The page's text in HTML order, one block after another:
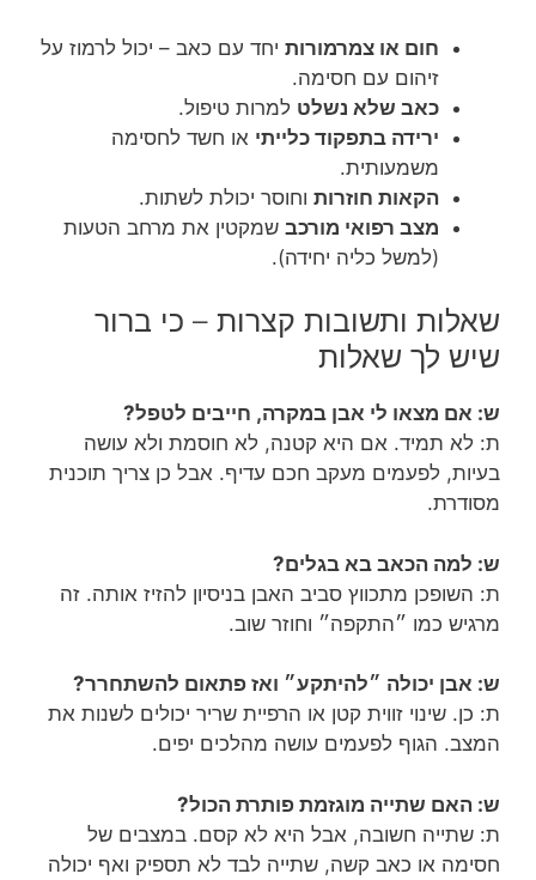
חום או צמרמורות יחד עם כאב – יכול לרמוז על
זיהום עם חסימה.
כאב שלא נשלט למרות טיפול.
ירידה בתפקוד כלייתי או חשד לחסימה
משמעותית.
הקאות חוזרות וחוסר יכולת לשתות.
מצב רפואי מורכב שמקטין את מרחב הטעות
(למשל כליה יחידה).
שאלות ותשובות קצרות – כי ברור
שיש לך שאלות
ש: אם מצאו לי אבן במקרה, חייבים לטפל?
ת: לא תמיד. אם היא קטנה, לא חוסמת ולא עושה
בעיות, לפעמים מעקב חכם עדיף. אבל כן צריך תוכנית
מסודרת.
ש: למה הכאב בא בגלים?
ת: השופכן מתכווץ סביב האבן בניסיון להזיז אותה. זה
מרגיש כמו ״התקפה״ וחוזר שוב.
ש: אבן יכולה ״להיתקע״ ואז פתאום להשתחרר?
ת: כן. שינוי זווית קטן או הרפיית שריר יכולים לשנות את
המצב. הגוף לפעמים עושה מהלכים יפים.
ש: האם שתייה מוגזמת פותרת הכול?
ת: שתייה חשובה, אבל היא לא קסם. במצבים של
חסימה או כאב קשה, שתייה לבד לא תספיק ואף יכולה